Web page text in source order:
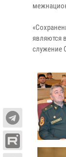
являются
служение